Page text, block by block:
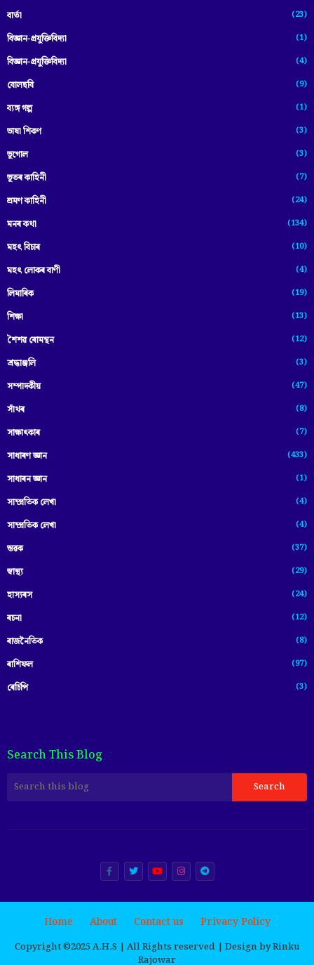
বাৰ্তা (23)
বিজ্ঞান-প্রযুক্তিবিদ্যা (1)
বিজ্ঞান-প্ৰযুক্তিবিদ্যা (4)
বোলছবি (9)
ব্যঙ্গ গল্প (1)
ভাষা শিকণ (3)
ভূগোল (3)
ভূতৰ কাহিনী (7)
ভ্ৰমণ কাহিনী (24)
মনৰ কথা (134)
মহৎ বিচাৰ (10)
মহৎ লোকৰ বাণী (4)
লিমাৰিক (19)
শিক্ষা (13)
শৈশৱ ৰোমন্থন (12)
শ্ৰদ্ধাঞ্জলি (3)
সম্পাদকীয় (47)
সাঁথৰ (8)
সাক্ষাৎকাৰ (7)
সাধাৰণ জ্ঞান (433)
সাধাৰন জ্ঞান (1)
সাম্প্রতিক লেখা (4)
সাম্প্ৰতিক লেখা (4)
স্তৱক (37)
স্বাস্থ্য (29)
হাস্যৰস (24)
ৰচনা (12)
ৰাজনৈতিক (8)
ৰাশিফল (97)
ৰেচিপি (3)
Search This Blog
Copyright ©️2025 A.H.S | All Rights reserved | Design by Rinku
Rajowar
Home About Contact us Privacy Policy